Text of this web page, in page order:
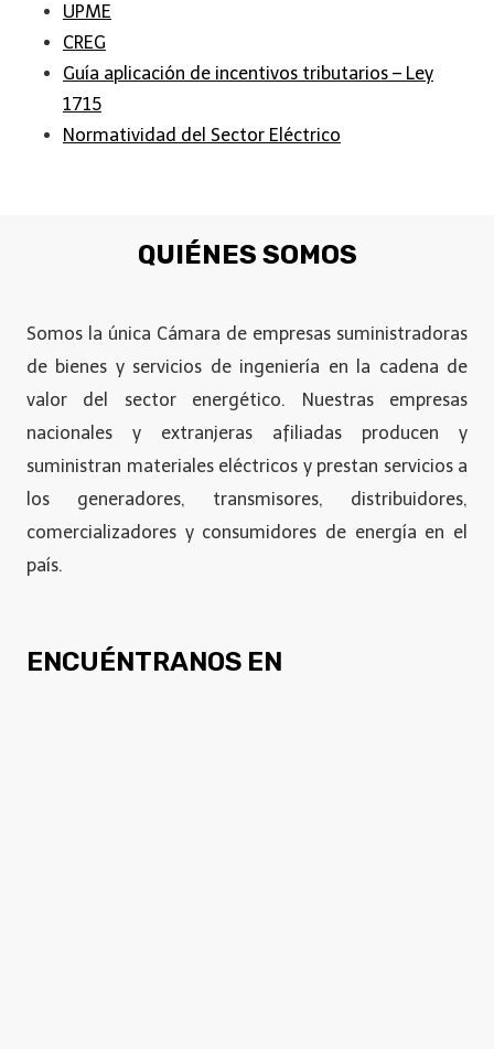
UPME
CREG
Guía aplicación de incentivos tributarios – Ley
1715
Normatividad del Sector Eléctrico
QUIÉNES SOMOS
Somos la única Cámara de empresas suministradoras
de bienes y servicios de ingeniería en la cadena de
valor del sector energético. Nuestras empresas
nacionales y extranjeras afiliadas producen y
suministran materiales eléctricos y prestan servicios a
los generadores, transmisores, distribuidores,
comercializadores y consumidores de energía en el
país.
ENCUÉNTRANOS EN